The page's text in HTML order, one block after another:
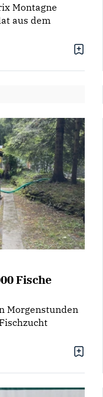
Montagne
aus dem
Fische
Morgenstunden